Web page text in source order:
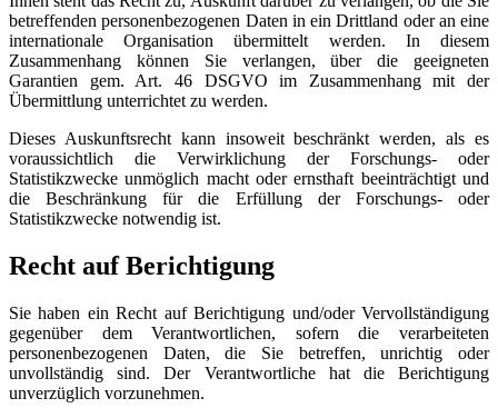
betreffenden personenbezogenen Daten in ein Drittland oder an eine
internationale Organisation übermittelt werden. In diesem
Zusammenhang können Sie verlangen, über die geeigneten
Garantien gem. Art. 46 DSGVO im Zusammenhang mit der
Übermittlung unterrichtet zu werden.
Dieses Auskunftsrecht kann insoweit beschränkt werden, als es
voraussichtlich die Verwirklichung der Forschungs- oder
Statistikzwecke unmöglich macht oder ernsthaft beeinträchtigt und
die Beschränkung für die Erfüllung der Forschungs- oder
Statistikzwecke notwendig ist.
Recht auf Berichtigung
Sie haben ein Recht auf Berichtigung und/oder Vervollständigung
gegenüber dem Verantwortlichen, sofern die verarbeiteten
personenbezogenen Daten, die Sie betreffen, unrichtig oder
unvollständig sind. Der Verantwortliche hat die Berichtigung
unverzüglich vorzunehmen.